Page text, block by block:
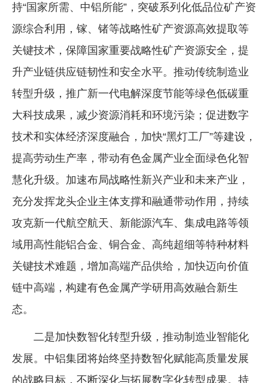
持“国家所需、中铝所能”，突破系列化低品位矿产资
源综合利用，镓、锗等战略性矿产资源高效提取等
关键技术，保障国家重要战略性矿产资源安全，提
升产业链供应链韧性和安全水平。推动传统制造业
转型升级，推广新一代电解深度节能等绿色低碳重
大科技成果，减少资源消耗和环境污染；促进数字
技术和实体经济深度融合，加快“黑灯工厂”等建设，
提高劳动生产率，带动有色金属产业全面绿色化智
慧化升级。加速布局战略性新兴产业和未来产业，
充分发挥龙头企业主体支撑和融通带动作用，持续
攻克新一代航空航天、新能源汽车、集成电路等领
域用高性能铝合金、铜合金、高纯超细等特种材料
关键技术难题，增加高端产品供给，加快迈向价值
链中高端，构建有色金属产学研用高效融合新生
态。
二是加快数智化转型升级，推动制造业智能化
发展。中铝集团将始终坚持数智化赋能高质量发展
的战略目标，不断深化与拓展数字化转型成果。持